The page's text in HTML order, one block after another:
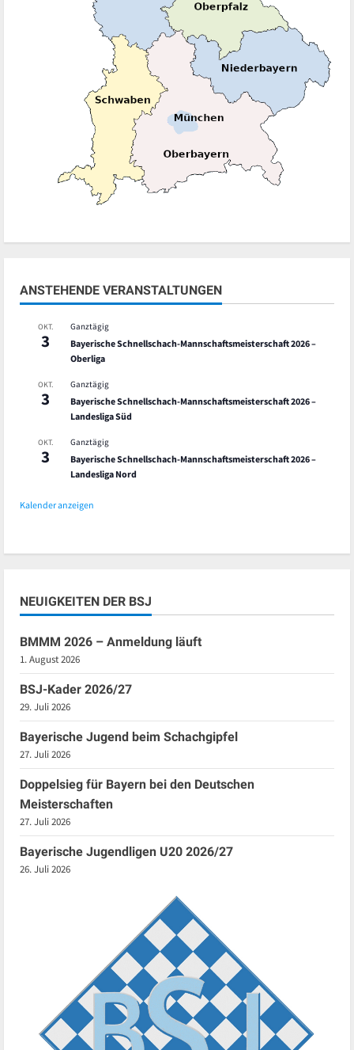
ANSTEHENDE VERANSTALTUNGEN
OKT.
3
Ganztägig
Bayerische Schnellschach-Mannschaftsmeisterschaft 2026 –
Oberliga
OKT.
3
Ganztägig
Bayerische Schnellschach-Mannschaftsmeisterschaft 2026 –
Landesliga Süd
OKT.
3
Ganztägig
Bayerische Schnellschach-Mannschaftsmeisterschaft 2026 –
Landesliga Nord
Kalender anzeigen
NEUIGKEITEN DER BSJ
BMMM 2026 – Anmeldung läuft
1. August 2026
BSJ-Kader 2026/27
29. Juli 2026
Bayerische Jugend beim Schachgipfel
27. Juli 2026
Doppelsieg für Bayern bei den Deutschen
Meisterschaften
27. Juli 2026
Bayerische Jugendligen U20 2026/27
26. Juli 2026